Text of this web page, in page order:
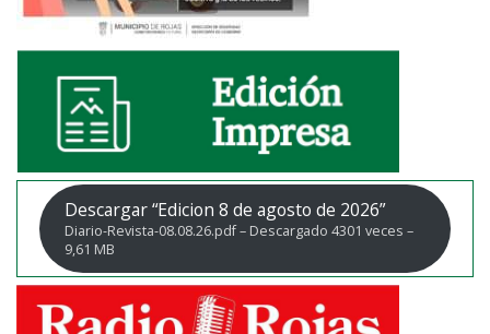
Descargar “Edicion 8 de agosto de 2026”
Diario-Revista-08.08.26.pdf – Descargado 4301 veces –
9,61 MB